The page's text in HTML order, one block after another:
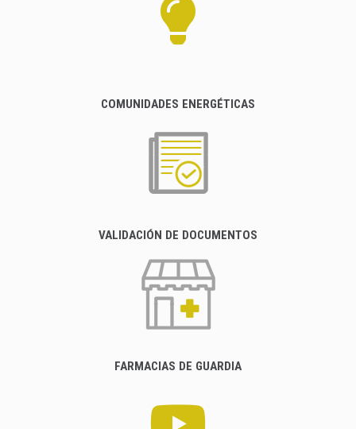
COMUNIDADES ENERGÉTICAS
VALIDACIÓN DE DOCUMENTOS
FARMACIAS DE GUARDIA